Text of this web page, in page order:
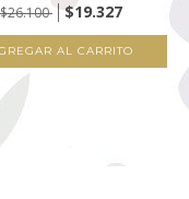
$26.100 $19.327